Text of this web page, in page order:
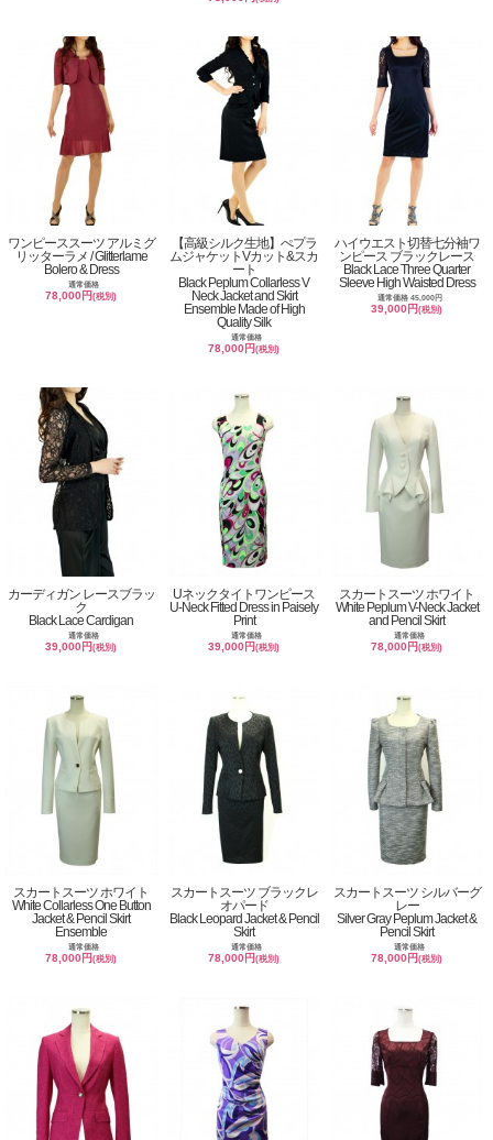
ワンピーススーツ アルミグ
リッターラメ / Glitterlame
Bolero & Dress
通常価格
78,000円(税別)
【高級シルク生地】ぺプラ
ムジャケットVカット&スカ
ート
Black Peplum Collarless V
Neck Jacket and Skirt
Ensemble Made of High
Quality Silk
通常価格
78,000円(税別)
ハイウエスト切替七分袖ワ
ンピース ブラックレース
Black Lace Three Quarter
Sleeve High Waisted Dress
通常価格 45,000円
39,000円(税別)
カーディガン レースブラッ
ク
Black Lace Cardigan
通常価格
39,000円(税別)
Uネックタイトワンピース
U-Neck Fitted Dress in Paisely
Print
通常価格
39,000円(税別)
スカートスーツ ホワイト
White Peplum V-Neck Jacket
and Pencil Skirt
通常価格
78,000円(税別)
スカートスーツ ホワイト
White Collarless One Button
Jacket & Pencil Skirt
Ensemble
通常価格
78,000円(税別)
スカートスーツ ブラックレ
オパード
Black Leopard Jacket & Pencil
Skirt
通常価格
78,000円(税別)
スカートスーツ シルバーグ
レー
Silver Gray Peplum Jacket &
Pencil Skirt
通常価格
78,000円(税別)